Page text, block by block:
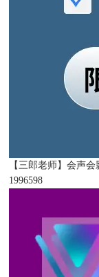
【三郎老师】会声
1996598